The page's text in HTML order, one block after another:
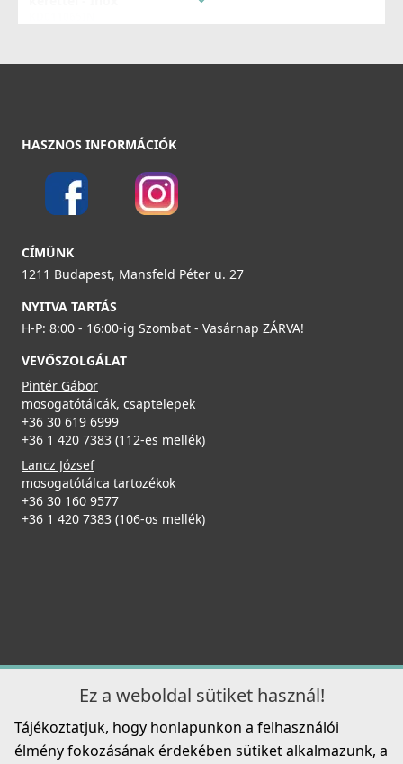
ELLECI - Csaptelep Trail matt fekete
MOKTRABK
89 990 Ft
ELLECI - Csaptelep Club matt fekete - Kifutó termék!
MOKCLUBK
99 890 Ft
MKKTRA99
89 990 Ft
Részletek
37 990 Ft
Elleci ATH093BK Vágódeszka HPL - Fekete
ELLECI - Tároló edény egyrészes gourmet 433 HPL
kerettel - Fekete
HASZNOS INFORMÁCIÓK
CÍMÜNK
1211 Budapest, Mansfeld Péter u. 27
NYITVA TARTÁS
H-P: 8:00 - 16:00-ig Szombat - Vasárnap ZÁRVA!
VEVŐSZOLGÁLAT
Pintér Gábor
mosogatótálcák, csaptelepek
+36 30 619 6999
+36 1 420 7383 (112-es mellék)
Lancz József
mosogatótálca tartozékok
+36 30 160 9577
+36 1 420 7383 (106-os mellék)
Ez a weboldal sütiket használ!
Tájékoztatjuk, hogy honlapunkon a felhasználói
élmény fokozásának érdekében sütiket alkalmazunk, a